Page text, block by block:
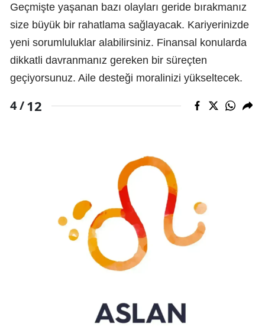
Geçmişte yaşanan bazı olayları geride bırakmanız
size büyük bir rahatlama sağlayacak. Kariyerinizde
yeni sorumluluklar alabilirsiniz. Finansal konularda
dikkatli davranmanız gereken bir süreçten
geçiyorsunuz. Aile desteği moralinizi yükseltecek.
4 /12